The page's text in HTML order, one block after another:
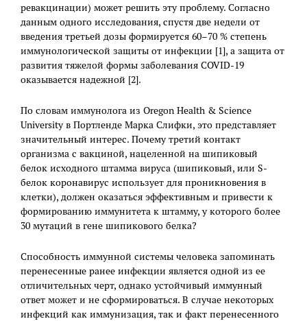
ревакцинации) может решить эту проблему. Согласно
данным одного исследования, спустя две недели от
введения третьей дозы формируется 60–70 % степень
иммунологической защиты от инфекции [1], а защита от
развития тяжелой формы заболевания COVID-19
оказывается надежной [2].
По словам иммунолога из Oregon Health & Science
University в Портленде Марка Слифки, это представляет
значительный интерес. Почему третий контакт
организма с вакциной, нацеленной на шипиковый
белок исходного штамма вируса (шипиковый, или S-
белок коронавирус использует для проникновения в
клетки), должен оказаться эффективным и привести к
формированию иммунитета к штамму, у которого более
30 мутаций в гене шипикового белка?
Способность иммунной системы человека запоминать
перенесенные ранее инфекции является одной из ее
отличительных черт, однако устойчивый иммунный
ответ может и не сформироваться. В случае некоторых
инфекций как иммунизация, так и факт перенесенного